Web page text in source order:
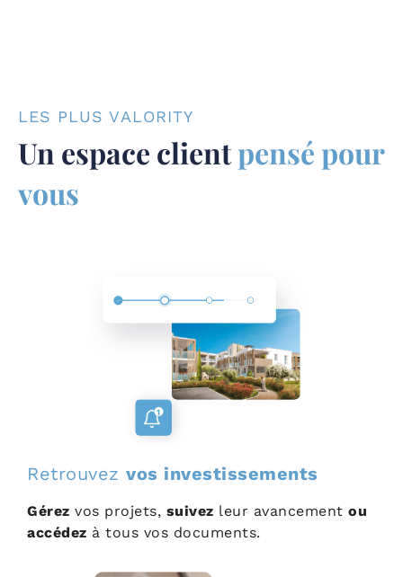
LES PLUS VALORITY
Un espace clientpensé pour
vous
Retrouvez vos investissements
Gérez vos projets, suivez leur avancement ou
accédez à tous vos documents.